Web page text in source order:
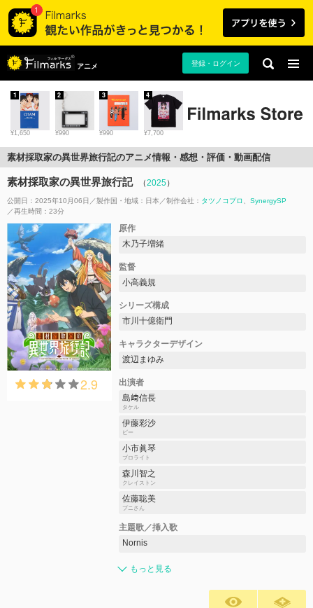
アニメ 登録・ログイン
¥1,650
1
¥990
2
¥990
3
¥7,700
4
素材採取家の異世界旅行記のアニメ情報・感想・評価・動画配信
素材採取家の異世界旅行記 （2025）
公開日：2025年10月06日 製作国・地域： 日本 制作会社： タツノコプロ
SynergySP
再生時間：23分
2.9
原作
木乃子増緒
監督
小高義規
シリーズ構成
市川十億衛門
キャラクターデザイン
渡辺まゆみ
出演者
島﨑信長
タケル
伊藤彩沙
ビー
小市眞琴
ブロライト
森川智之
クレイストン
佐藤聡美
プニさん
主題歌／挿入歌
Nornis
もっと見る